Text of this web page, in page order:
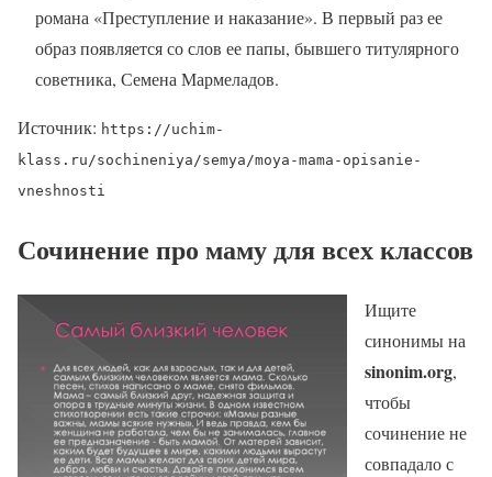
романа «Преступление и наказание». В первый раз ее
образ появляется со слов ее папы, бывшего титулярного
советника, Семена Мармеладов.
Источник: https://uchim-
klass.ru/sochineniya/semya/moya-mama-opisanie-
vneshnosti
Сочинение про маму для всех классов
Ищите
синонимы на
sinonim.org,
чтобы
сочинение не
совпадало с